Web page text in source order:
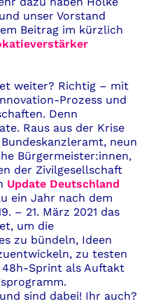
nd unser Vorstand
Beitrag im kürzlich
weiter? Richtig – mit
Prozess und
Denn
Raus aus der Krise
Bundeskanzleramt, neun
Bürgermeister:innen,
der Zivilgesellschaft
Update Deutschland
ein Jahr nach dem
– 21. März 2021 das
, um die
zu bündeln, Ideen
zu testen
48h-Sprint als Auftakt
sind dabei! Ihr auch?